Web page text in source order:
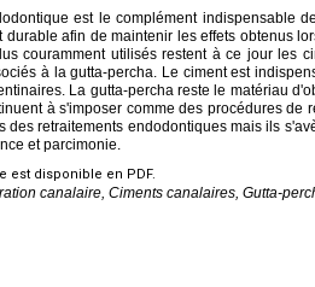
est le complément indispensable
afin de maintenir les effets obtenus
couramment utilisés restent à ce jour les
à la gutta-percha. Le ciment est
La gutta-percha reste le matériau
à s'imposer comme des procédures de
des retraitements endodontiques mais ils
et parcimonie.
est disponible en PDF.
canalaire, Ciments canalaires, Gutta-